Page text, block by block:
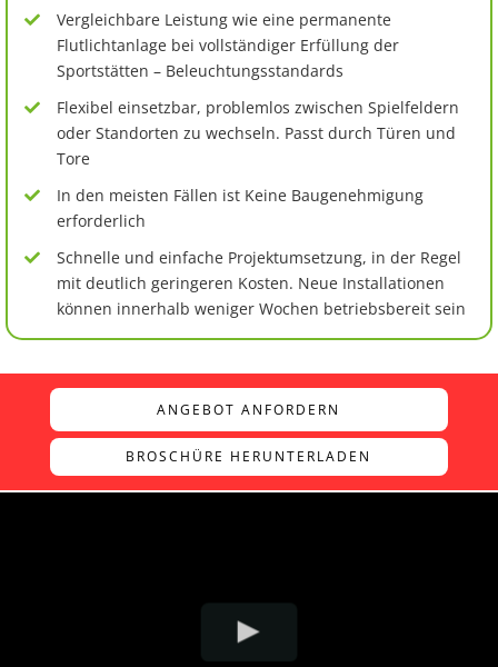
Vergleichbare Leistung wie eine permanente
Flutlichtanlage bei vollständiger Erfüllung der
Sportstätten – Beleuchtungsstandards
Flexibel einsetzbar, problemlos zwischen Spielfeldern
oder Standorten zu wechseln. Passt durch Türen und
Tore
In den meisten Fällen ist Keine Baugenehmigung
erforderlich
Schnelle und einfache Projektumsetzung, in der Regel
mit deutlich geringeren Kosten. Neue Installationen
können innerhalb weniger Wochen betriebsbereit sein
ANGEBOT ANFORDERN
BROSCHÜRE HERUNTERLADEN